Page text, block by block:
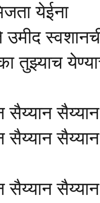
येईना
तुझ्याच
सैय्यान सैय्यान
सैय्यान सैय्यान
सैय्यान सैय्यान